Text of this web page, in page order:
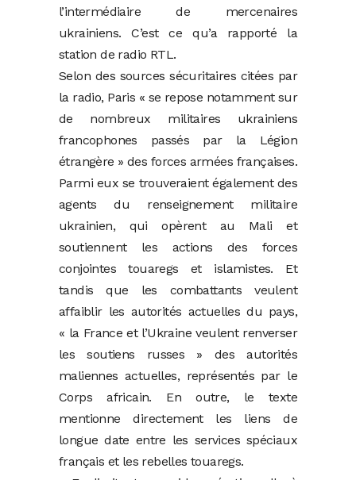
l’intermédiaire de mercenaires
ukrainiens. C’est ce qu’a rapporté la
station de radio RTL.
Selon des sources sécuritaires citées par
la radio, Paris « se repose notamment sur
de nombreux militaires ukrainiens
francophones passés par la Légion
étrangère » des forces armées françaises.
Parmi eux se trouveraient également des
agents du renseignement militaire
ukrainien, qui opèrent au Mali et
soutiennent les actions des forces
conjointes touaregs et islamistes. Et
tandis que les combattants veulent
affaiblir les autorités actuelles du pays,
« la France et l’Ukraine veulent renverser
les soutiens russes » des autorités
maliennes actuelles, représentés par le
Corps africain. En outre, le texte
mentionne directement les liens de
longue date entre les services spéciaux
français et les rebelles touaregs.